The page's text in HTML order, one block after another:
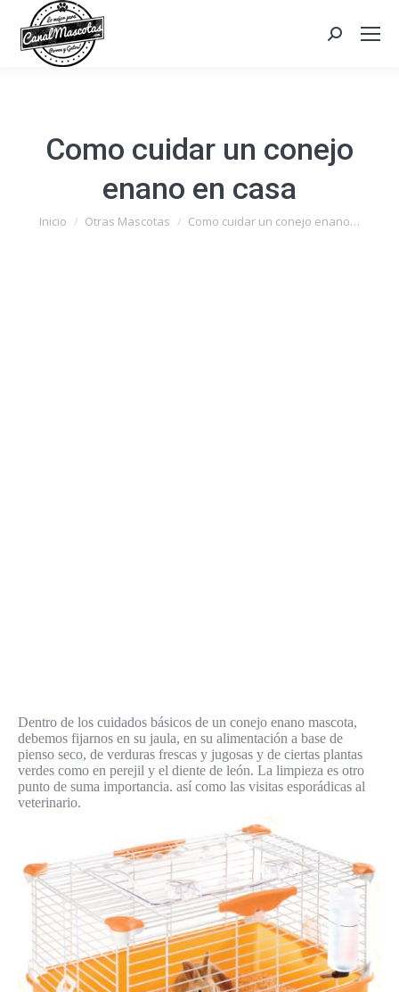
Search:
Como cuidar un conejo
enano en casa
Estás aquí:
Inicio Otras Mascotas Como cuidar un conejo enano…
Dentro de los cuidados básicos de un conejo enano mascota,
debemos fijarnos en su jaula, en su alimentación a base de
pienso seco, de verduras frescas y jugosas y de ciertas plantas
verdes como en perejil y el diente de león. La limpieza es otro
punto de suma importancia. así como las visitas esporádicas al
veterinario.